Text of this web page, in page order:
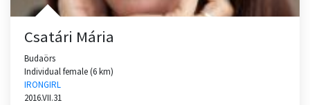
Csatári Mária
Budaörs
Individual female (6 km)
IRONGIRL
2016.VII.31